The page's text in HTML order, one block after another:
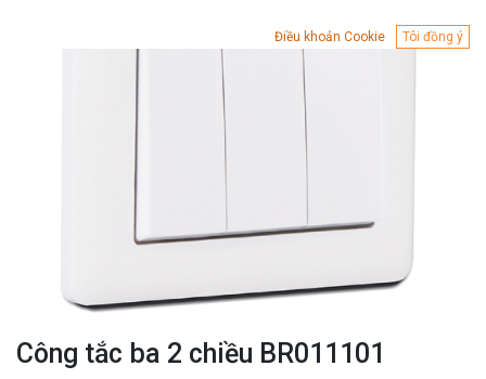
Công tắc ba 2 chiều BR011101
Điều khoản Cookie Tôi đồng ý